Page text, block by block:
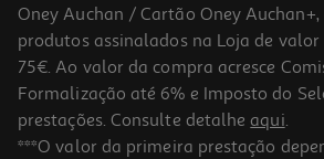
Oney Auchan / Cartão Oney
produtos assinalados na Loja de
75€. Ao valor da compra acresce
Formalização até 6% e Imposto do
prestações. Consulte detalhe aqui.
***O valor da primeira prestação